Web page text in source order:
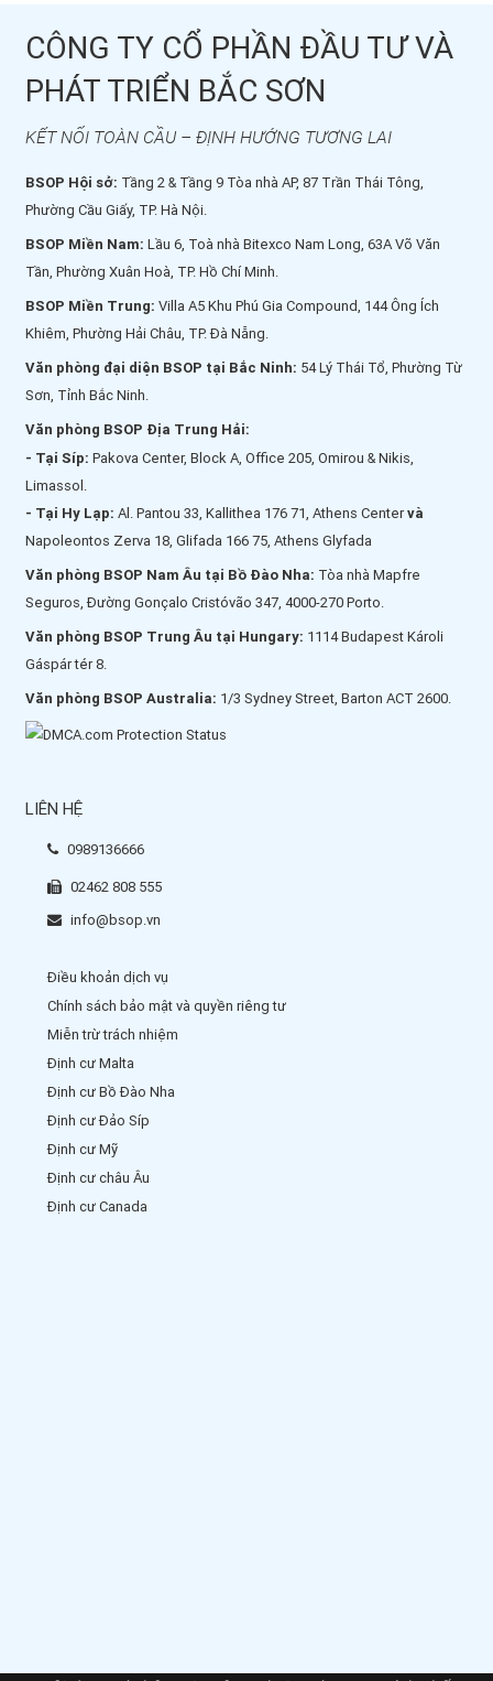
CÔNG TY CỔ PHẦN ĐẦU TƯ VÀ
PHÁT TRIỂN BẮC SƠN
KẾT NỐI TOÀN CẦU – ĐỊNH HƯỚNG TƯƠNG LAI
BSOP Hội sở: Tầng 2 & Tầng 9 Tòa nhà AP, 87 Trần Thái Tông,
Phường Cầu Giấy, TP. Hà Nội.
BSOP Miền Nam: Lầu 6, Toà nhà Bitexco Nam Long, 63A Võ Văn
Tần, Phường Xuân Hoà, TP. Hồ Chí Minh.
BSOP Miền Trung: Villa A5 Khu Phú Gia Compound, 144 Ông Ích
Khiêm, Phường Hải Châu, TP. Đà Nẵng.
Văn phòng đại diện BSOP tại Bắc Ninh: 54 Lý Thái Tổ, Phường Từ
Sơn, Tỉnh Bắc Ninh.
Văn phòng BSOP Địa Trung Hải:
- Tại Síp: Pakova Center, Block A, Office 205, Omirou & Nikis,
Limassol.
- Tại Hy Lạp: Al. Pantou 33, Kallithea 176 71, Athens Centervà
Napoleontos Zerva 18, Glifada 166 75, Athens Glyfada
Văn phòng BSOP Nam Âu tại Bồ Đào Nha: Tòa nhà Mapfre
Seguros, Đường Gonçalo Cristóvão 347, 4000-270 Porto.
Văn phòng BSOP Trung Âu tại Hungary: 1114 Budapest Károli
Gáspár tér 8.
Văn phòng BSOP Australia: 1/3 Sydney Street, Barton ACT 2600.
LIÊN HỆ
0989136666
02462 808 555
info@bsop.vn
Điều khoản dịch vụ
Chính sách bảo mật và quyền riêng tư
Miễn trừ trách nhiệm
Định cư Malta
Định cư Bồ Đào Nha
Định cư Đảo Síp
Định cư Mỹ
Định cư châu Âu
Định cư Canada